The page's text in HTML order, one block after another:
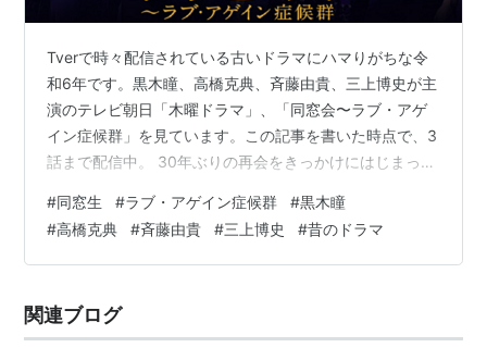
Tverで時々配信されている古いドラマにハマりがちな令
和6年です。黒木瞳、高橋克典、斉藤由貴、三上博史が主
演のテレビ朝日「木曜ドラマ」、「同窓会〜ラブ・アゲ
イン症候群」を見ています。この記事を書いた時点で、3
話まで配信中。 30年ぶりの再会をきっかけにはじまっ
の純愛とリアルな本音を鋭く描く、ラブ・サスペンス！
ヒットメーカー・井上由美子の完全オリジナル脚本に、
黒木瞳・高橋克典・斉藤由貴・三上博史の豪華キャスト
まで第2～3話…4/23（火）25:20～5/6（月）23:59第4
～6話……
#同窓生 #ラブ・アゲイン症候群 #黒木瞳
#高橋克典 #斉藤由貴 #三上博史 #昔のドラマ
関連ブログ